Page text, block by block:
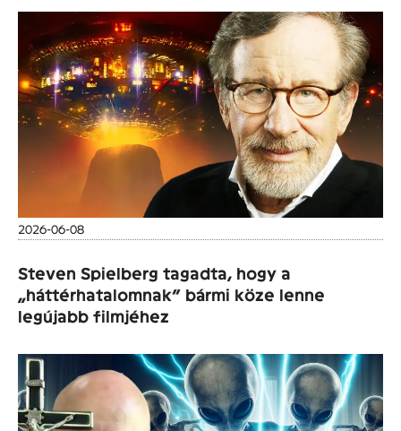
2026-06-08
Steven Spielberg tagadta, hogy a
„háttérhatalomnak” bármi köze lenne
legújabb filmjéhez